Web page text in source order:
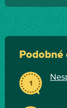
Podobné
1